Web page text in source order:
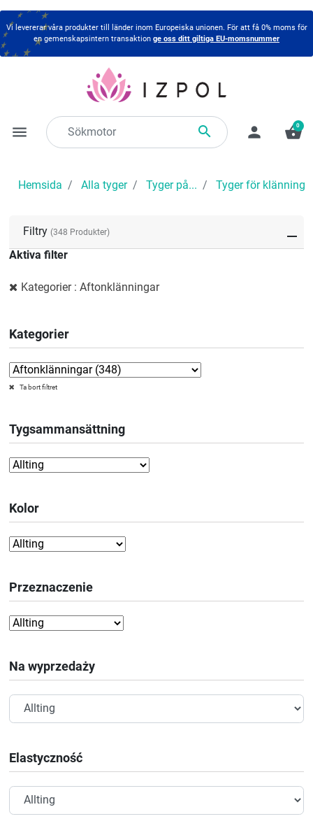
Vi levererar våra produkter till länder inom Europeiska unionen. För att få 0% moms för
en gemenskapsintern transaktion ge oss ditt giltiga EU-momsnummer
menu  person shopping_basket
0
Hemsida Alla tyger Tyger på... Tyger för
Filtry (348 Produkter)
Aktiva filter
Kategorier : Aftonklänningar
Kategorier
Ta bort filtret
Tygsammansättning
Kolor
Przeznaczenie
Na wyprzedaży
Elastyczność